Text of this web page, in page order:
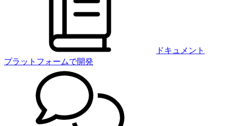
ドキュメント
プラットフォームで開発